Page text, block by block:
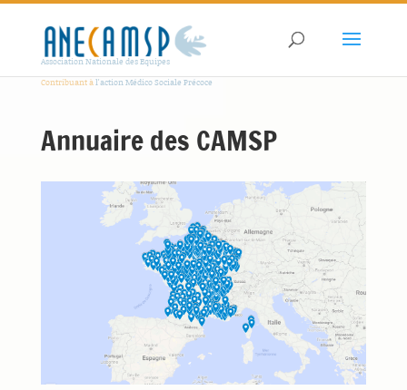
Association Nationale des Equipes
Contribuant àl'action Médico Sociale Précoce
Annuaire des CAMSP